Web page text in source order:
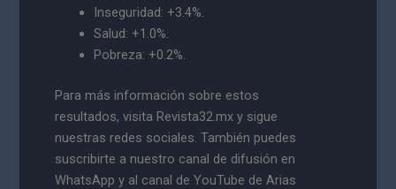
Inseguridad: +3.4%.
Salud: +1.0%.
Pobreza: +0.2%.
Para más información sobre estos
resultados, visita Revista32.mx y sigue
nuestras redes sociales. También puedes
suscribirte a nuestro canal de difusión en
WhatsApp y al canal de YouTube de Arias